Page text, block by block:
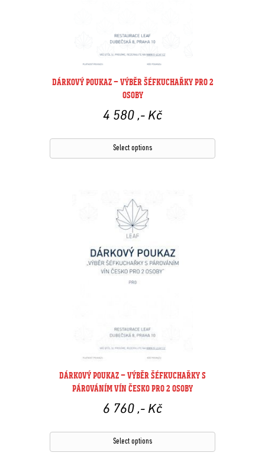
DÁRKOVÝ POUKAZ – VÝBĚR ŠÉFKUCHAŘKY PRO 2
OSOBY
4 580 ,- Kč
Select options
DÁRKOVÝ POUKAZ – VÝBĚR ŠÉFKUCHAŘKY S
PÁROVÁNÍM VÍN ČESKO PRO 2 OSOBY
6 760 ,- Kč
Select options